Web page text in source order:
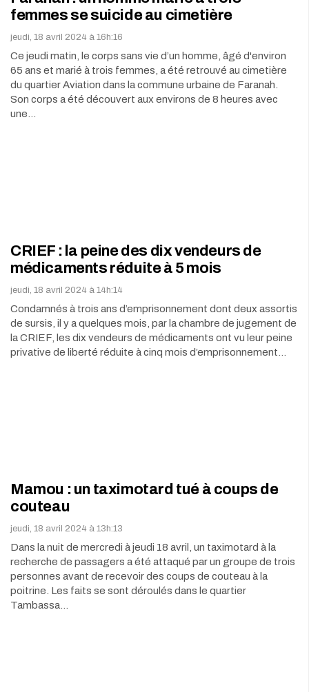
femmes se suicide au cimetière
jeudi, 18 avril 2024 à 16h:16
Ce jeudi matin, le corps sans vie d’un homme, âgé d'environ
65 ans et marié à trois femmes, a été retrouvé au cimetière
du quartier Aviation dans la commune urbaine de Faranah.
Son corps a été découvert aux environs de 8 heures avec
une…
CRIEF : la peine des dix vendeurs de
médicaments réduite à 5 mois
jeudi, 18 avril 2024 à 14h:14
Condamnés à trois ans d’emprisonnement dont deux assortis
de sursis, il y a quelques mois, par la chambre de jugement de
la CRIEF, les dix vendeurs de médicaments ont vu leur peine
privative de liberté réduite à cinq mois d’emprisonnement…
Mamou : un taximotard tué à coups de
couteau
jeudi, 18 avril 2024 à 13h:13
Dans la nuit de mercredi à jeudi 18 avril, un taximotard à la
recherche de passagers a été attaqué par un groupe de trois
personnes avant de recevoir des coups de couteau à la
poitrine. Les faits se sont déroulés dans le quartier
Tambassa…